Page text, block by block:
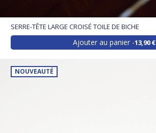
SERRE-TÊTE LARGE CROISÉ TOILE DE BICHE
Ajouter au panier 13,90 €
NOUVEAUTÉ